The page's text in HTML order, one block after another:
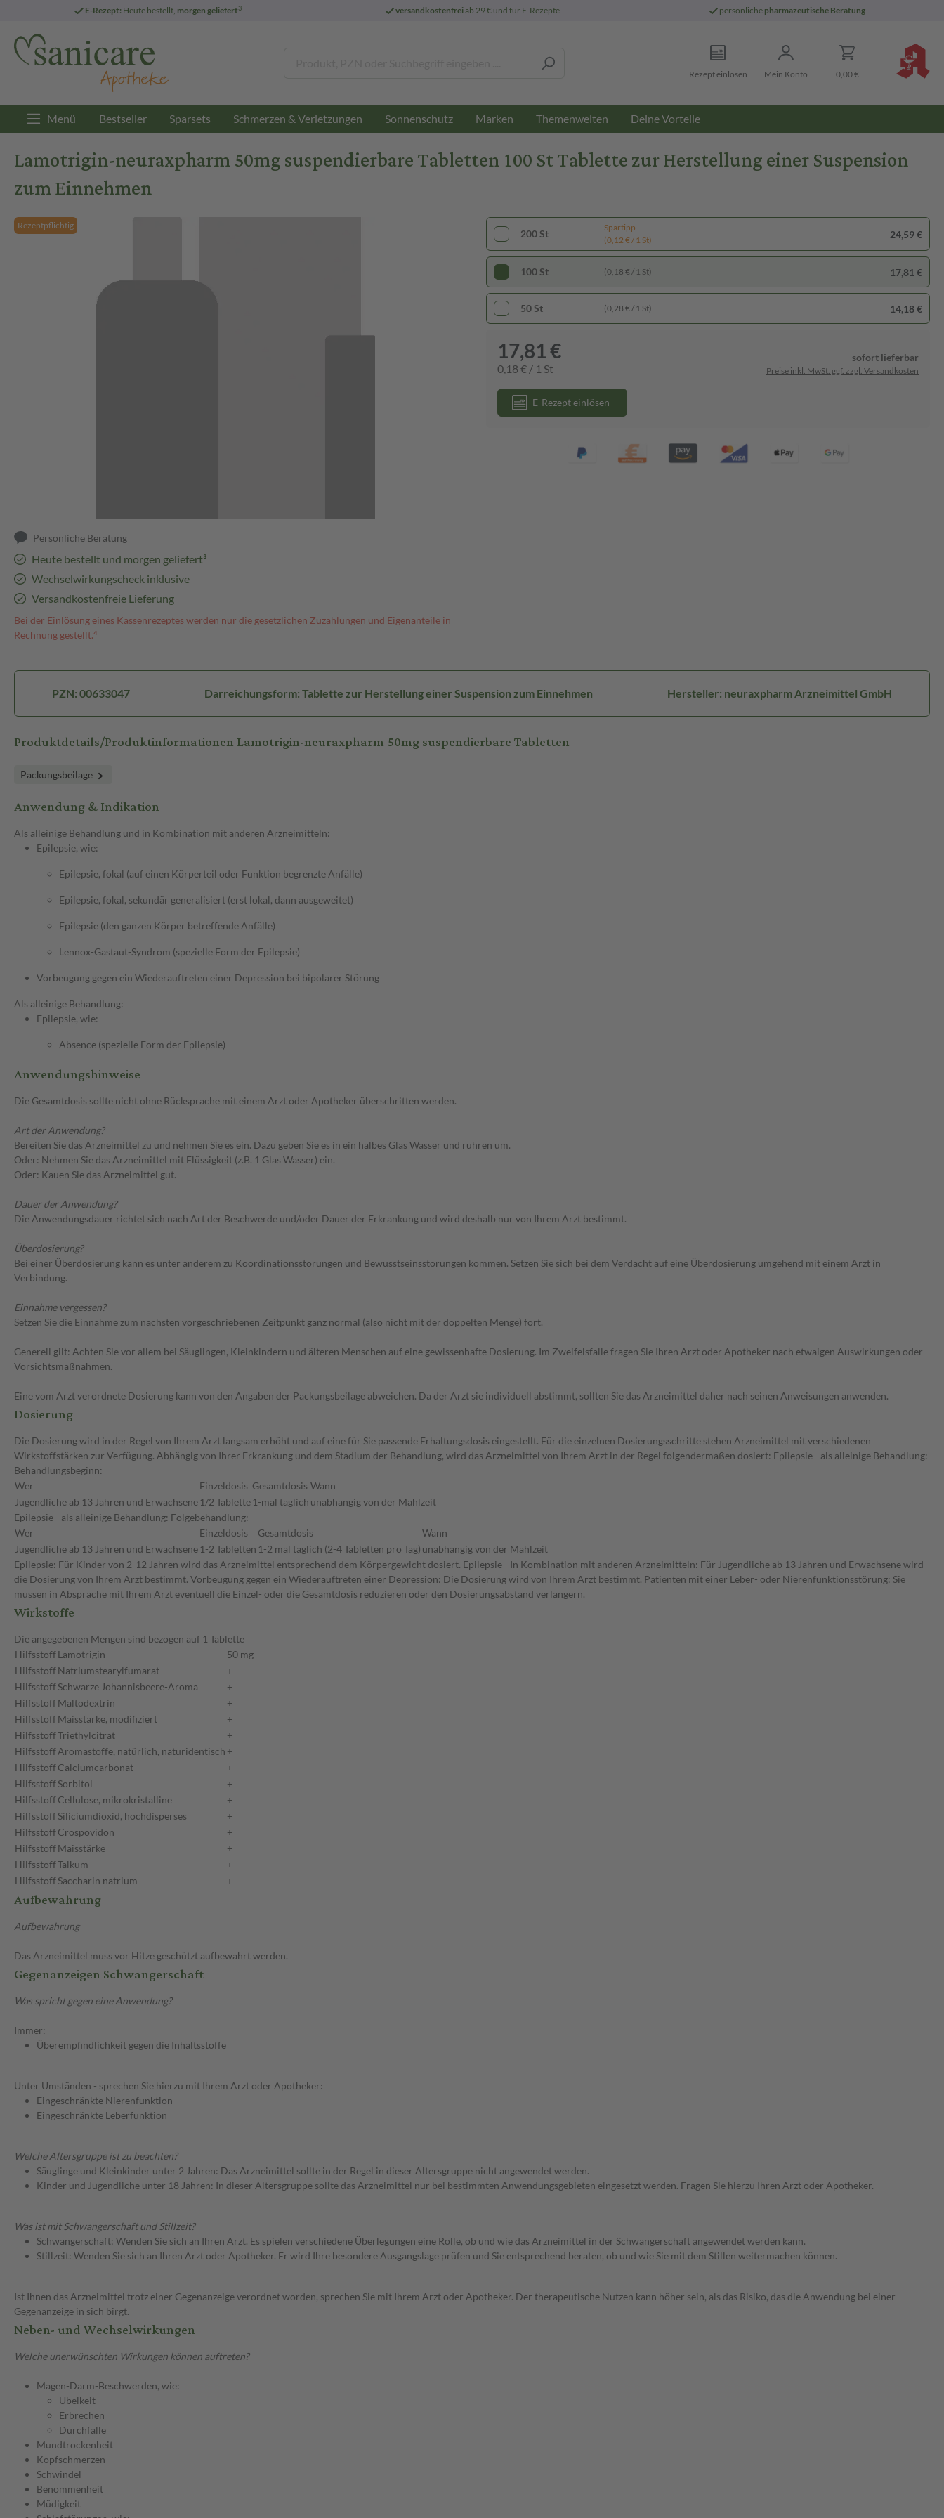
E-Rezept: Heute bestellt, morgen geliefert3 versandkostenfreiab 29 € und für E-Rezepte persönliche pharmazeutische Beratung
Rezept einlösen Mein Konto 0,00 €
Menü Bestseller Sparsets Schmerzen & Verletzungen Sonnenschutz Marken Themenwelten Deine Vorteile
Lamotrigin-neuraxpharm 50mg suspendierbare Tabletten 100 St Tablette zur Herstellung einer Suspension
zum Einnehmen
Rezeptpflichtig
Persönliche Beratung
Heute bestellt und morgen geliefert³
Wechselwirkungscheck inklusive
Versandkostenfreie Lieferung
Bei der Einlösung eines Kassenrezeptes werden nur die gesetzlichen Zuzahlungen und Eigenanteile in
Rechnung gestellt.⁴
200 St
Spartipp
(0,12 € / 1 St)
24,59 €
100 St (0,18 € / 1 St) 17,81 €
50 St (0,28 € / 1 St) 14,18 €
17,81 €
0,18 € / 1 St
sofort lieferbar
Preise inkl. MwSt. ggf. zzgl. Versandkosten
E-Rezept einlösen
PZN: 00633047 Darreichungsform: Tablette zur Herstellung einer Suspension zum Einnehmen Hersteller: neuraxpharm Arzneimittel GmbH
Produktdetails/Produktinformationen Lamotrigin-neuraxpharm 50mg suspendierbare Tabletten
Packungsbeilage
Anwendung & Indikation
Als alleinige Behandlung und in Kombination mit anderen Arzneimitteln:
Epilepsie, wie:
Epilepsie, fokal (auf einen Körperteil oder Funktion begrenzte Anfälle)
Epilepsie, fokal, sekundär generalisiert (erst lokal, dann ausgeweitet)
Epilepsie (den ganzen Körper betreffende Anfälle)
Lennox-Gastaut-Syndrom (spezielle Form der Epilepsie)
Vorbeugung gegen ein Wiederauftreten einer Depression bei bipolarer Störung
Als alleinige Behandlung:
Epilepsie, wie:
Absence (spezielle Form der Epilepsie)
Anwendungshinweise
Die Gesamtdosis sollte nicht ohne Rücksprache mit einem Arzt oder Apotheker überschritten werden.
Art der Anwendung?
Bereiten Sie das Arzneimittel zu und nehmen Sie es ein. Dazu geben Sie es in ein halbes Glas Wasser und rühren um.
Oder: Nehmen Sie das Arzneimittel mit Flüssigkeit (z.B. 1 Glas Wasser) ein.
Oder: Kauen Sie das Arzneimittel gut.
Dauer der Anwendung?
Die Anwendungsdauer richtet sich nach Art der Beschwerde und/oder Dauer der Erkrankung und wird deshalb nur von Ihrem Arzt bestimmt.
Überdosierung?
Bei einer Überdosierung kann es unter anderem zu Koordinationsstörungen und Bewusstseinsstörungen kommen. Setzen Sie sich bei dem Verdacht auf eine Überdosierung umgehend mit einem Arzt in
Verbindung.
Einnahme vergessen?
Setzen Sie die Einnahme zum nächsten vorgeschriebenen Zeitpunkt ganz normal (also nicht mit der doppelten Menge) fort.
Generell gilt: Achten Sie vor allem bei Säuglingen, Kleinkindern und älteren Menschen auf eine gewissenhafte Dosierung. Im Zweifelsfalle fragen Sie Ihren Arzt oder Apotheker nach etwaigen Auswirkungen oder
Vorsichtsmaßnahmen.
Eine vom Arzt verordnete Dosierung kann von den Angaben der Packungsbeilage abweichen. Da der Arzt sie individuell abstimmt, sollten Sie das Arzneimittel daher nach seinen Anweisungen anwenden.
Dosierung
Die Dosierung wird in der Regel von Ihrem Arzt langsam erhöht und auf eine für Sie passende Erhaltungsdosis eingestellt. Für die einzelnen Dosierungsschritte stehen Arzneimittel mit verschiedenen
Wirkstoffstärken zur Verfügung. Abhängig von Ihrer Erkrankung und dem Stadium der Behandlung, wird das Arzneimittel von Ihrem Arzt in der Regel folgendermaßen dosiert: Epilepsie - als alleinige Behandlung:
Behandlungsbeginn:
Wer
Einzeldosis Gesamtdosis Wann
Jugendliche ab 13 Jahren und Erwachsene 1/2 Tablette 1-mal täglich unabhängig von der Mahlzeit
Epilepsie - als alleinige Behandlung: Folgebehandlung:
Wer
Einzeldosis Gesamtdosis
Wann
Jugendliche ab 13 Jahren und Erwachsene 1-2 Tabletten 1-2 mal täglich (2-4 Tabletten pro Tag) unabhängig von der Mahlzeit
Epilepsie: Für Kinder von 2-12 Jahren wird das Arzneimittel entsprechend dem Körpergewicht dosiert. Epilepsie - In Kombination mit anderen Arzneimitteln: Für Jugendliche ab 13 Jahren und Erwachsene wird
die Dosierung von Ihrem Arzt bestimmt. Vorbeugung gegen ein Wiederauftreten einer Depression: Die Dosierung wird von Ihrem Arzt bestimmt. Patienten mit einer Leber- oder Nierenfunktionsstörung: Sie
müssen in Absprache mit Ihrem Arzt eventuell die Einzel- oder die Gesamtdosis reduzieren oder den Dosierungsabstand verlängern.
Wirkstoffe
Die angegebenen Mengen sind bezogen auf 1 Tablette
HilfsstoffLamotrigin
50 mg
HilfsstoffNatriumstearylfumarat
+
HilfsstoffSchwarze Johannisbeere-Aroma
+
HilfsstoffMaltodextrin
+
HilfsstoffMaisstärke, modifiziert
+
HilfsstoffTriethylcitrat
+
HilfsstoffAromastoffe, natürlich, naturidentisch +
HilfsstoffCalciumcarbonat
+
HilfsstoffSorbitol
+
HilfsstoffCellulose, mikrokristalline
+
HilfsstoffSiliciumdioxid, hochdisperses
+
HilfsstoffCrospovidon
+
HilfsstoffMaisstärke
+
HilfsstoffTalkum
+
HilfsstoffSaccharin natrium +
Aufbewahrung
Aufbewahrung
Das Arzneimittel muss vor Hitze geschützt aufbewahrt werden.
Gegenanzeigen Schwangerschaft
Was spricht gegen eine Anwendung?
Immer:
Überempfindlichkeit gegen die Inhaltsstoffe
Unter Umständen - sprechen Sie hierzu mit Ihrem Arzt oder Apotheker:
Eingeschränkte Nierenfunktion
Eingeschränkte Leberfunktion
Welche Altersgruppe ist zu beachten?
Säuglinge und Kleinkinder unter 2 Jahren: Das Arzneimittel sollte in der Regel in dieser Altersgruppe nicht angewendet werden.
Kinder und Jugendliche unter 18 Jahren: In dieser Altersgruppe sollte das Arzneimittel nur bei bestimmten Anwendungsgebieten eingesetzt werden. Fragen Sie hierzu Ihren Arzt oder Apotheker.
Was ist mit Schwangerschaft und Stillzeit?
Schwangerschaft: Wenden Sie sich an Ihren Arzt. Es spielen verschiedene Überlegungen eine Rolle, ob und wie das Arzneimittel in der Schwangerschaft angewendet werden kann.
Stillzeit: Wenden Sie sich an Ihren Arzt oder Apotheker. Er wird Ihre besondere Ausgangslage prüfen und Sie entsprechend beraten, ob und wie Sie mit dem Stillen weitermachen können.
Ist Ihnen das Arzneimittel trotz einer Gegenanzeige verordnet worden, sprechen Sie mit Ihrem Arzt oder Apotheker. Der therapeutische Nutzen kann höher sein, als das Risiko, das die Anwendung bei einer
Gegenanzeige in sich birgt.
Neben- und Wechselwirkungen
Welche unerwünschten Wirkungen können auftreten?
Magen-Darm-Beschwerden, wie:
Übelkeit
Erbrechen
Durchfälle
Mundtrockenheit
Kopfschmerzen
Schwindel
Benommenheit
Müdigkeit